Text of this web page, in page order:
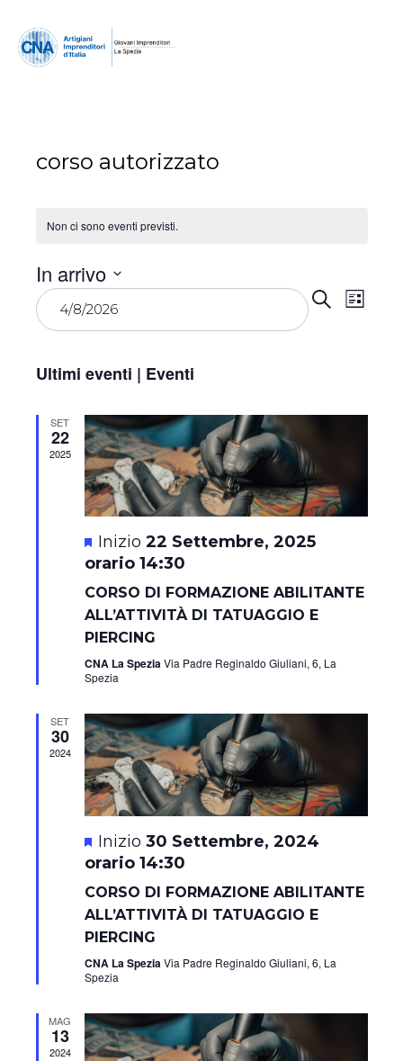
corso autorizzato
Non ci sono eventi previsti.
Cerca
Lista
In arrivo
Seleziona
la
data.
Ultimi eventi | Eventi
SET
22
2025
Segnalati 22 Settembre, 2025
orario 14:30
CORSO DI FORMAZIONE ABILITANTE
ALL’ATTIVITÀ DI TATUAGGIO E
PIERCING
CNA La SpeziaVia Padre Reginaldo Giuliani, 6, La
Spezia
SET
30
2024
Segnalati 30 Settembre, 2024
orario 14:30
CORSO DI FORMAZIONE ABILITANTE
ALL’ATTIVITÀ DI TATUAGGIO E
PIERCING
CNA La SpeziaVia Padre Reginaldo Giuliani, 6, La
Spezia
MAG
13
2024